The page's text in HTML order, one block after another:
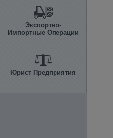
Экспортно-
Импортные Операции
Юрист Предприятия